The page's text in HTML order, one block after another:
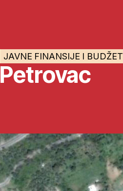
JAVNE FINANSIJE I BUDŽET
Petrovac